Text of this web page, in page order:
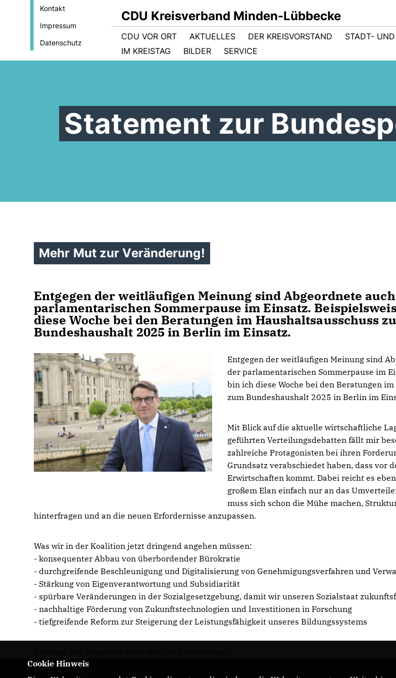
Kontakt
Impressum
Datenschutz
CDU Kreisverband Minden-Lübbecke
CDU VOR ORT AKTUELLES DER KREISVORSTAND
STADT-
IM KREISTAG
BILDER SERVICE
Statement zur
Mehr Mut zur Veränderung!
Entgegen der weitläufigen Meinung sind Abgeordnete
parlamentarischen Sommerpause im Einsatz.
diese Woche bei den Beratungen im Haushaltsausschuss
Bundeshaushalt 2025 in Berlin im Einsatz.
Entgegen der weitläufigen Meinung sind
der parlamentarischen Sommerpause im
bin ich diese Woche bei den Beratungen
zum Bundeshaushalt 2025 in Berlin im
Mit Blick auf die aktuelle wirtschaftliche
geführten Verteilungsdebatten fällt mir
zahlreiche Protagonisten bei ihren
Grundsatz verabschiedet haben, dass vor
Erwirtschaften kommt. Dabei reicht es
großem Elan einfach nur an das
muss sich schon die Mühe machen,
hinterfragen und an die neuen Erfordernisse anzupassen.
Was wir in der Koalition jetzt dringend angehen müssen:
- konsequenter Abbau von überbordender Bürokratie
- durchgreifende Beschleunigung und Digitalisierung von Genehmigungsverfahren und
- Stärkung von Eigenverantwortung und Subsidiarität
- spürbare Veränderungen in der Sozialgesetzgebung, damit wir unseren Sozialstaat
- nachhaltige Förderung von Zukunftstechnologien und Investitionen in Forschung
- tiefgreifende Reform zur Steigerung der Leistungsfähigkeit unseres Bildungssystems
Cookie Hinweis